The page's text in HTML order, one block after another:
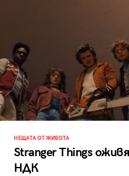
НЕЩАТА ОТ ЖИВОТА
Stranger Things
НДК